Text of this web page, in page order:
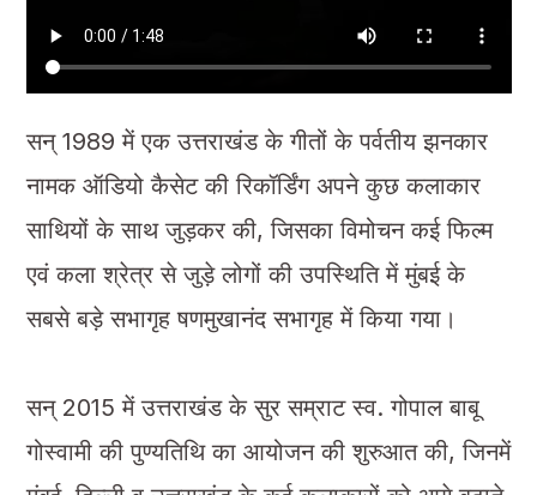
सन् 1989 में एक उत्तराखंड के गीतों के पर्वतीय झनकार
नामक ऑडियो कैसेट की रिकॉर्डिंग अपने कुछ कलाकार
साथियों के साथ जुड़कर की, जिसका विमोचन कई फिल्म
एवं कला श्रेत्र से जुड़े लोगों की उपस्थिति में मुंबई के
सबसे बड़े सभागृह षणमुखानंद सभागृह में किया गया।
सन् 2015 में उत्तराखंड के सुर सम्राट स्व. गोपाल बाबू
गोस्वामी की पुण्यतिथि का आयोजन की शुरुआत की, जिनमें